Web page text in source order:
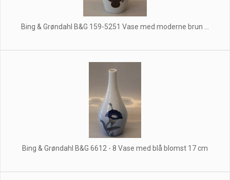
Bing & Grøndahl B&G 159-5251 Vase med moderne brun ...
Bing & Grøndahl B&G 6612 - 8 Vase med blå blomst 17 cm